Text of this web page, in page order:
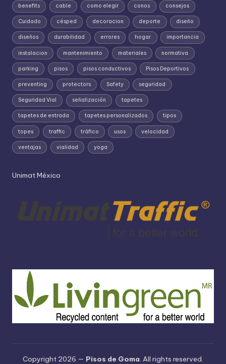
benefits cable como elegir conos consejos
Cuidado césped decoracion deporte diseño
diseños durabilidad errores hogar importancia
instalacion mantenimiento materiales normativa
parking pisos pisos conductivos Pisos Deportivos
preventing protectors Safety seguridad
Seguridad Vial señalización tapetes
tapetes de entrada tapetes personalizados tipos
topes traffic tráfico usos velocidad
ventajas vialidad yoga
Unimat México
Copyright 2026 — Pisos de Goma. All rights reserved.